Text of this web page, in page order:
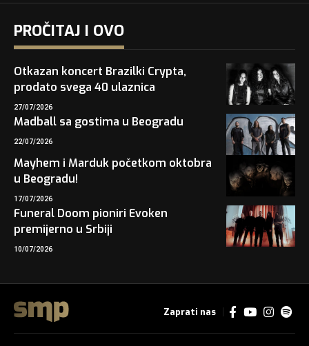
PROČITAJ I OVO
Otkazan koncert Brazilki Crypta,
prodato svega 40 ulaznica
27/07/2026
Madball sa gostima u Beogradu
22/07/2026
Mayhem i Marduk početkom oktobra
u Beogradu!
17/07/2026
Funeral Doom pioniri Evoken
premijerno u Srbiji
10/07/2026
Zaprati nas